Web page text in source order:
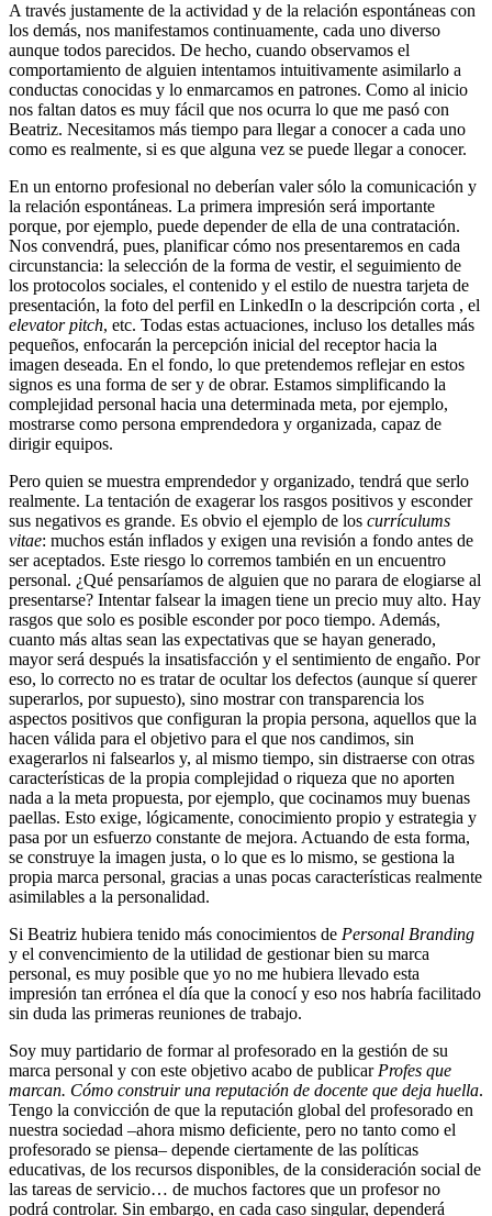
A través justamente de la actividad y de la relación espontáneas con
los demás, nos manifestamos continuamente, cada uno diverso
aunque todos parecidos. De hecho, cuando observamos el
comportamiento de alguien intentamos intuitivamente asimilarlo a
conductas conocidas y lo enmarcamos en patrones. Como al inicio
nos faltan datos es muy fácil que nos ocurra lo que me pasó con
Beatriz. Necesitamos más tiempo para llegar a conocer a cada uno
como es realmente, si es que alguna vez se puede llegar a conocer.
En un entorno profesional no deberían valer sólo la comunicación y
la relación espontáneas. La primera impresión será importante
porque, por ejemplo, puede depender de ella de una contratación.
Nos convendrá, pues, planificar cómo nos presentaremos en cada
circunstancia: la selección de la forma de vestir, el seguimiento de
los protocolos sociales, el contenido y el estilo de nuestra tarjeta de
presentación, la foto del perfil en LinkedIn o la descripción corta , el
elevator pitch, etc. Todas estas actuaciones, incluso los detalles más
pequeños, enfocarán la percepción inicial del receptor hacia la
imagen deseada. En el fondo, lo que pretendemos reflejar en estos
signos es una forma de ser y de obrar. Estamos simplificando la
complejidad personal hacia una determinada meta, por ejemplo,
mostrarse como persona emprendedora y organizada, capaz de
dirigir equipos.
Pero quien se muestra emprendedor y organizado, tendrá que serlo
realmente. La tentación de exagerar los rasgos positivos y esconder
sus negativos es grande. Es obvio el ejemplo de los currículums
vitae: muchos están inflados y exigen una revisión a fondo antes de
ser aceptados. Este riesgo lo corremos también en un encuentro
personal. ¿Qué pensaríamos de alguien que no parara de elogiarse al
presentarse? Intentar falsear la imagen tiene un precio muy alto. Hay
rasgos que solo es posible esconder por poco tiempo. Además,
cuanto más altas sean las expectativas que se hayan generado,
mayor será después la insatisfacción y el sentimiento de engaño. Por
eso, lo correcto no es tratar de ocultar los defectos (aunque sí querer
superarlos, por supuesto), sino mostrar con transparencia los
aspectos positivos que configuran la propia persona, aquellos que la
hacen válida para el objetivo para el que nos candimos, sin
exagerarlos ni falsearlos y, al mismo tiempo, sin distraerse con otras
características de la propia complejidad o riqueza que no aporten
nada a la meta propuesta, por ejemplo, que cocinamos muy buenas
paellas. Esto exige, lógicamente, conocimiento propio y estrategia y
pasa por un esfuerzo constante de mejora. Actuando de esta forma,
se construye la imagen justa, o lo que es lo mismo, se gestiona la
propia marca personal, gracias a unas pocas características realmente
asimilables a la personalidad.
Si Beatriz hubiera tenido más conocimientos de Personal Branding
y el convencimiento de la utilidad de gestionar bien su marca
personal, es muy posible que yo no me hubiera llevado esta
impresión tan errónea el día que la conocí y eso nos habría facilitado
sin duda las primeras reuniones de trabajo.
Soy muy partidario de formar al profesorado en la gestión de su
marca personal y con este objetivo acabo de publicarProfes que
marcan. Cómo construir una reputación de docente que deja huella.
Tengo la convicción de que la reputación global del profesorado en
nuestra sociedad –ahora mismo deficiente, pero no tanto como el
profesorado se piensa– depende ciertamente de las políticas
educativas, de los recursos disponibles, de la consideración social de
las tareas de servicio… de muchos factores que un profesor no
podrá controlar. Sin embargo, en cada caso singular, dependerá